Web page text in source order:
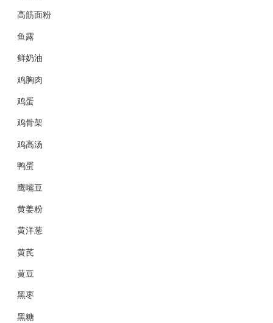
高筋面粉
鱼露
鲜奶油
鸡胸肉
鸡蛋
鸡骨架
鸡高汤
鸭蛋
鹰嘴豆
黄姜粉
黄洋葱
黄芪
黄豆
黑枣
黑糖